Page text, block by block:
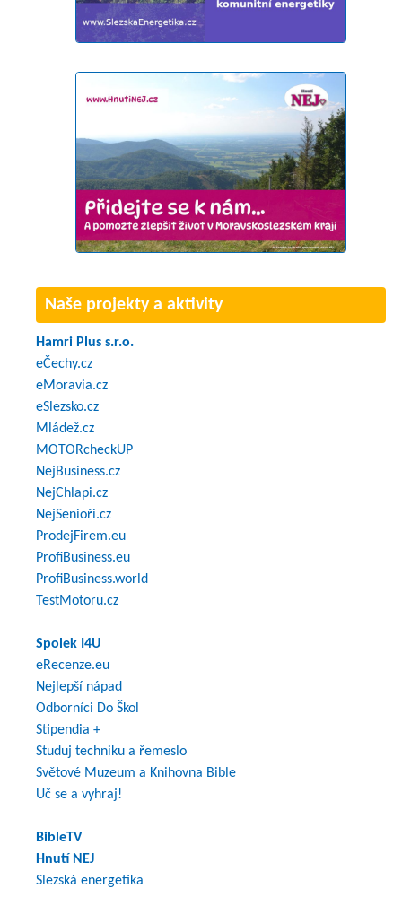
Naše projekty a aktivity
Hamri Plus s.r.o.
eČechy.cz
eMoravia.cz
eSlezsko.cz
Mládež.cz
MOTORcheckUP
NejBusiness.cz
NejChlapi.cz
NejSenioři.cz
ProdejFirem.eu
ProfiBusiness.eu
ProfiBusiness.world
TestMotoru.cz
Spolek I4U
eRecenze.eu
Nejlepší nápad
Odborníci Do Škol
Stipendia +
Studuj techniku a řemeslo
Světové Muzeum a Knihovna Bible
Uč se a vyhraj!
BibleTV
Hnutí NEJ
Slezská energetika